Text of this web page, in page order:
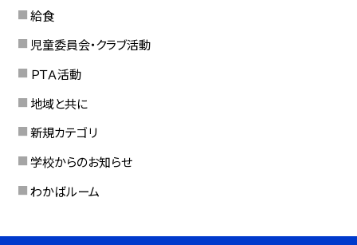
給食
児童委員会・クラブ活動
ＰＴＡ活動
地域と共に
新規カテゴリ
学校からのお知らせ
わかばルーム